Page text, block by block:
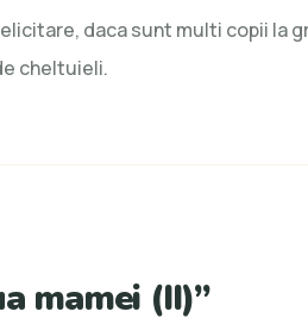
daca sunt multi copii la
cheltuieli.
mamei (II)”